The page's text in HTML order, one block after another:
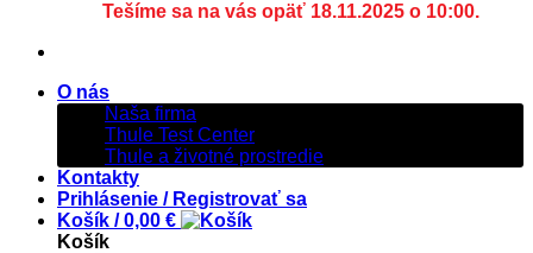
Tešíme sa na vás opäť 18.11.2025 o 10:00.
O nás
Naša firma
Thule Test Center
Thule a životné prostredie
Kontakty
Prihlásenie / Registrovať sa
Košík /0,00 €
Košík